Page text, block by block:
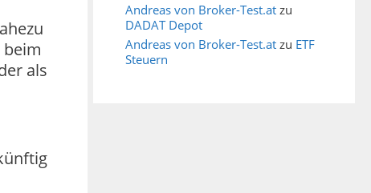
als
Andreas von Broker-Test.at zu
DADAT Depot
Andreas von Broker-Test.at zu ETF
Steuern